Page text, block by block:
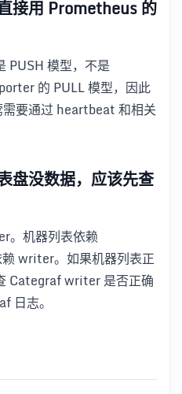
接用 Prometheus 的
PUSH 模型，不是
的 PULL 模型，因此
要通过 heartbeat 和相关
盘没数据，应该先查
。机器列表依赖
writer。如果机器列表正
Categraf writer 是否正确
日志。